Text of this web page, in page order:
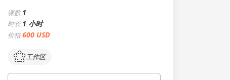
课数 1
时长 1 小时
价格600 USD
工作区